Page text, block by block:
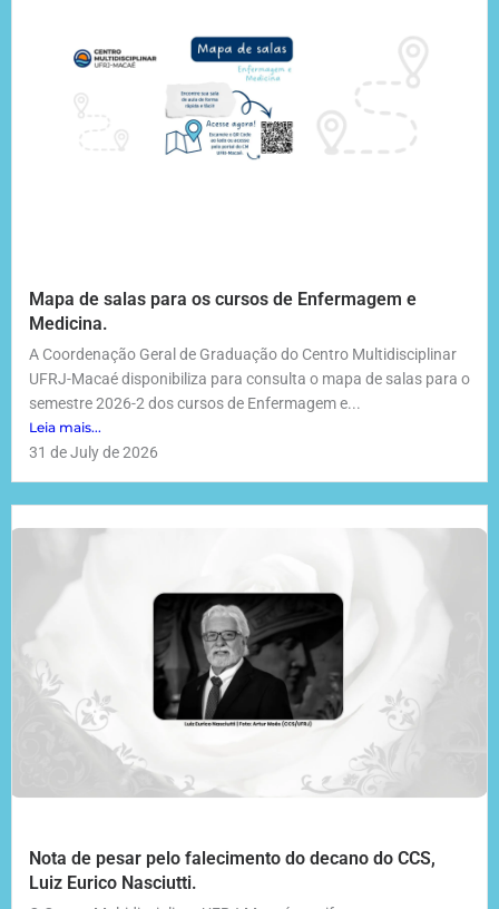
Mapa de salas para os cursos de Enfermagem e
Medicina.
A Coordenação Geral de Graduação do Centro Multidisciplinar
UFRJ-Macaé disponibiliza para consulta o mapa de salas para o
semestre 2026-2 dos cursos de Enfermagem e...
Leia mais...
31 de July de 2026
Nota de pesar pelo falecimento do decano do CCS,
Luiz Eurico Nasciutti.